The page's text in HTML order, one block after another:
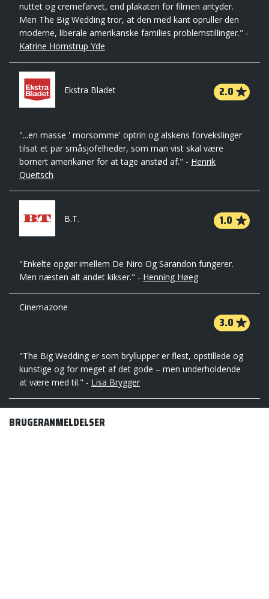
nuttet og cremefarvet, end plakaten for filmen antyder.
Men The Big Wedding tror, at den med kant opruller den
moderne, liberale amerikanske families problemstillinger." -
Katrine Hornstrup Yde
Ekstra Bladet 2.0
"...en masse ' morsomme' optrin og alskens forvekslinger
tilsat et par småsjofelheder, som man vist skal være
bornert amerikaner for at tage anstød af." - Henrik
Queitsch
B.T. 1.0
"Enkelte opgør imellem De Niro Og Sarandon fungerer.
Men næsten alt andet kikser." - Henning Høeg
Cinemazone
3.0
"The Big Wedding er som bryllupper er flest, opstillede og
kunstige og for meget af det gode – men underholdende
at være med til." - Lisa Brygger
BRUGERANMELDELSER